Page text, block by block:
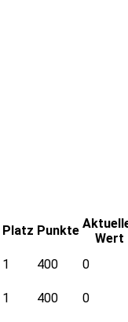
Platz Punkte
Wert
1 400 0
1 400 0